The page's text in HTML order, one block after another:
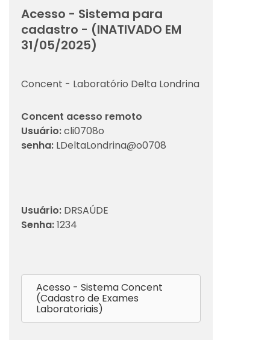
Acesso - Sistema para
cadastro - (INATIVADO EM
31/05/2025)
Concent - Laboratório Delta Londrina
Concent acesso remoto
Usuário:cli0708o
senha: LDeltaLondrina@o0708
Usuário: DRSAÚDE
Senha:1234
Acesso - Sistema Concent
(Cadastro de Exames
Laboratoriais)